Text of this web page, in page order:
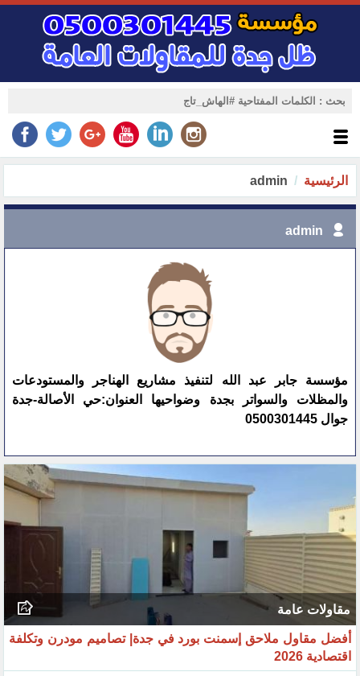
الرئيسية admin
admin
مؤسسة جابر عبد الله لتنفيذ مشاريع الهناجر والمستودعات
والمظلات والسواتر بجدة وضواحيها العنوان:حي الأصالة-جدة
جوال 0500301445
مقاولات عامة
أفضل مقاول ملاحق إسمنت بورد في جدة| تصاميم مودرن وتكلفة
اقتصادية 2026